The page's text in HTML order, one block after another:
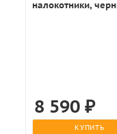
налокотники,
8 590₽
КУПИТЬ